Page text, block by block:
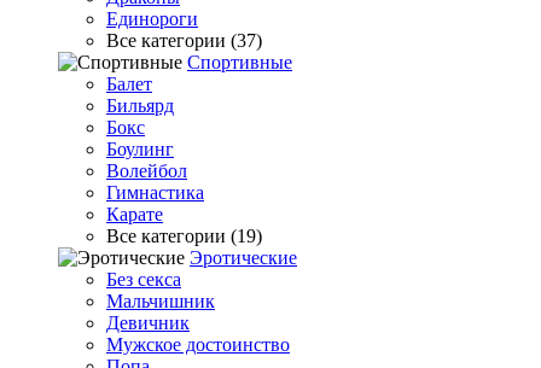
Единороги
Все категории (37)
Спортивные
Балет
Бильярд
Бокс
Боулинг
Волейбол
Гимнастика
Карате
Все категории (19)
Эротические
Без секса
Мальчишник
Девичник
Мужское достоинство